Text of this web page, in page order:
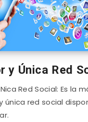
y Única Red
Red Social: Es la
única red social